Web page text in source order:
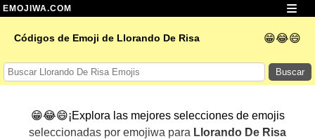
EMOJIWA.COM
Códigos de Emoji de Llorando De Risa 😁😂😄
Buscar
😁😂😄¡Explora las mejores selecciones de emojis
seleccionadas por emojiwa para Llorando De Risa